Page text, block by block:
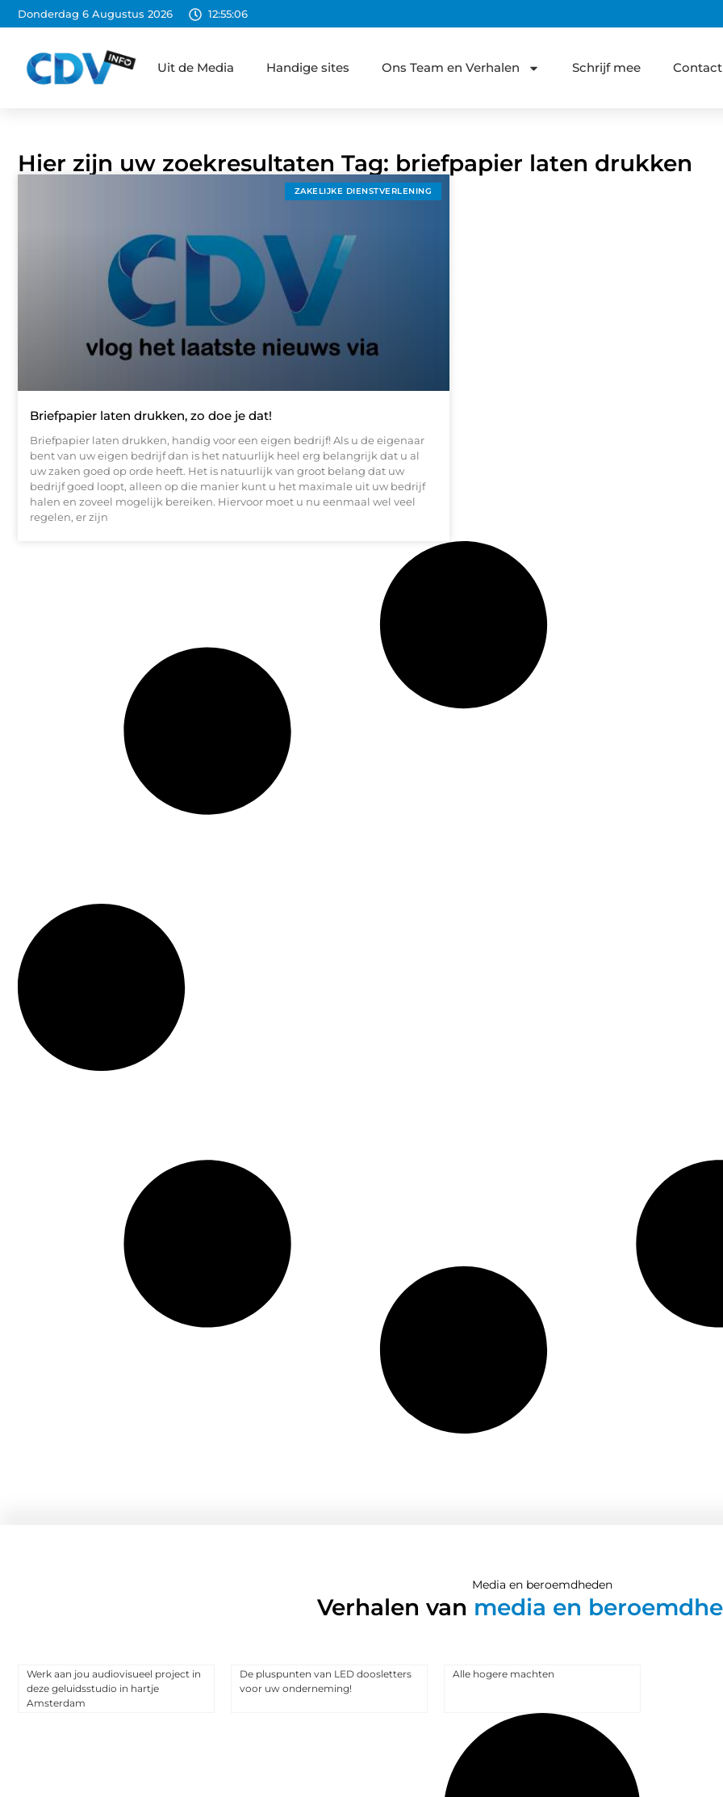
Donderdag 6 Augustus 2026 12:55:07
Uit de Media Handige sites Ons Team en Verhalen Schrijf mee Contact
Hier zijn uw zoekresultaten Tag: briefpapier laten drukken
ZAKELIJKE DIENSTVERLENING
Briefpapier laten drukken, zo doe je dat!
Briefpapier laten drukken, handig voor een eigen bedrijf! Als u de eigenaar
bent van uw eigen bedrijf dan is het natuurlijk heel erg belangrijk dat u al
uw zaken goed op orde heeft. Het is natuurlijk van groot belang dat uw
bedrijf goed loopt, alleen op die manier kunt u het maximale uit uw bedrijf
halen en zoveel mogelijk bereiken. Hiervoor moet u nu eenmaal wel veel
regelen, er zijn
Media en beroemdheden
Verhalen van media en
Werk aan jou audiovisueel project in
deze geluidsstudio in hartje
Amsterdam
De pluspunten van LED doosletters
voor uw onderneming!
Alle hogere machten